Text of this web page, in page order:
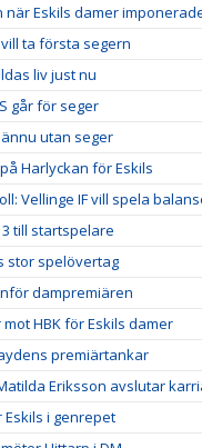
när Eskils damer
ta första segern
liv just nu
går för seger
utan seger
Harlyckan för Eskils
Vellinge IF vill spela
till startspelare
stor spelövertag
dampremiären
HBK för Eskils damer
premiärtankar
Eriksson avslutar
i genrepet